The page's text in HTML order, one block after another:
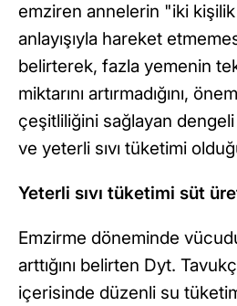
emziren annelerin "iki
anlayışıyla hareket
belirterek, fazla yemenin
miktarını artırmadığını,
çeşitliliğini sağlayan
ve yeterli sıvı tüketimi
Yeterli sıvı tüketimi süt
Emzirme döneminde
arttığını belirten Dyt.
içerisinde düzenli su